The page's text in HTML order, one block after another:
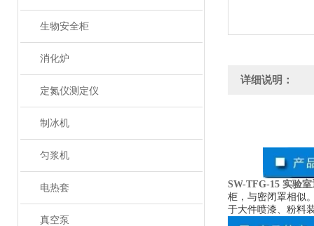
生物安全柜
消化炉
定氮仪测定仪
制冰机
匀浆机
电热套
真空泵
详细说明：
SW-TFG-15 实验
柜，与密闭罩相似
于大件喷漆、粉料